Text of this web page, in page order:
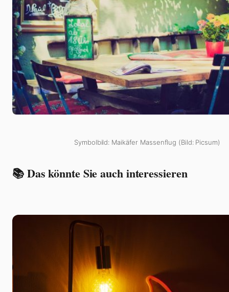
Symbolbild: Maikäfer Massenflug (Bild: Picsum)
📚 Das könnte Sie auch interessieren